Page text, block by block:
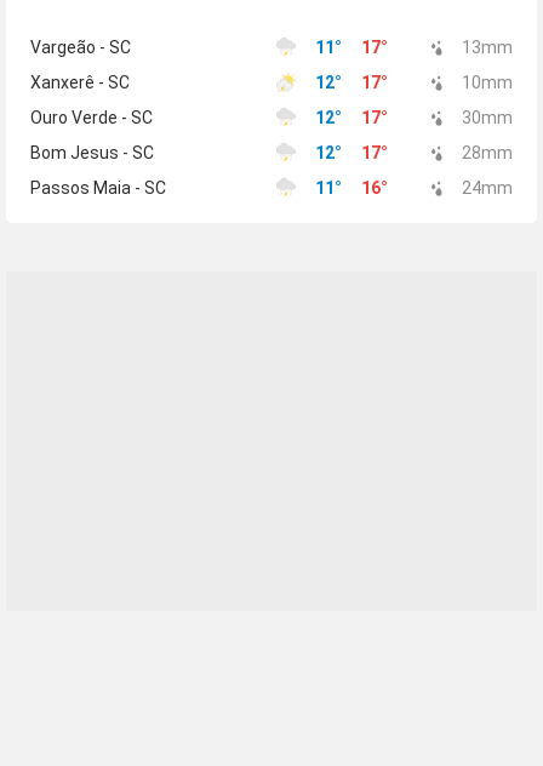
Vargeão - SC 11° 17° 13mm
Xanxerê - SC
12° 17° 10mm
Ouro Verde - SC
12° 17° 30mm
Bom Jesus - SC
12° 17° 28mm
Passos Maia - SC
11° 16° 24mm